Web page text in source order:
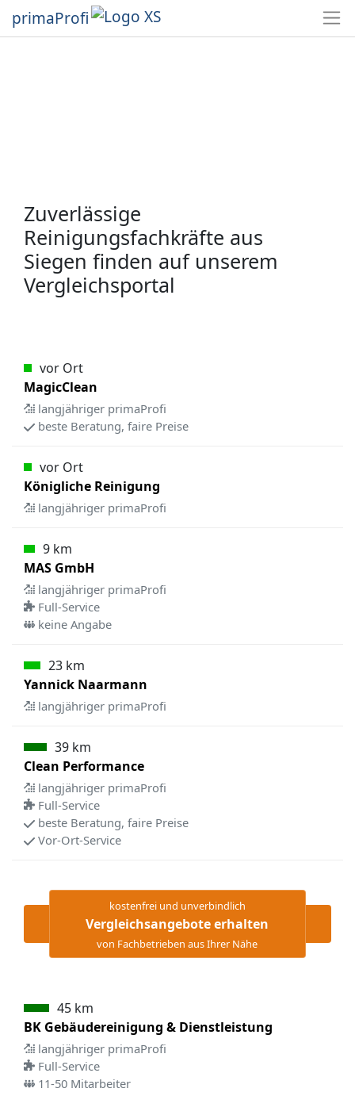
primaProfi
Zuverlässige
Reinigungsfachkräfte aus
Siegen finden auf unserem
Vergleichsportal
vor Ort
MagicClean
langjähriger primaProfi
beste Beratung, faire Preise
vor Ort
Königliche Reinigung
langjähriger primaProfi
9 km
MAS GmbH
langjähriger primaProfi
Full-Service
keine Angabe
23 km
Yannick Naarmann
langjähriger primaProfi
39 km
Clean Performance
langjähriger primaProfi
Full-Service
beste Beratung, faire Preise
Vor-Ort-Service
kostenfrei und unverbindlich
Vergleichsangebote erhalten
von Fachbetrieben aus Ihrer Nähe
45 km
BK Gebäudereinigung & Dienstleistung
langjähriger primaProfi
Full-Service
11-50 Mitarbeiter